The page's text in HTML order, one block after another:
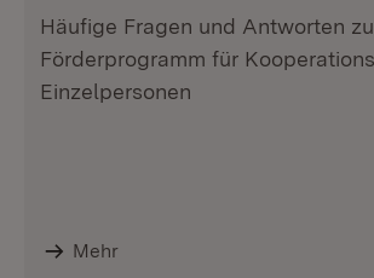
Häufige Fragen und Antworten
Förderprogramm für
Einzelpersonen
Mehr